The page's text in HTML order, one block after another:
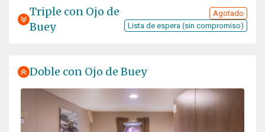
Triple con Ojo de
Buey
Agotado
Lista de espera (sin compromiso)
Doble con Ojo de Buey